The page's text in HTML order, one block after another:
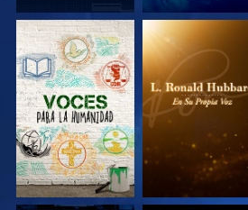
EXPLORA LAS
SERIES
EXPLORA LAS
SERIES